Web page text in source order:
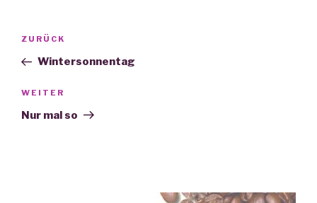
Beitrags-
Vorheriger
Beitrag
ZURÜCK
Wintersonnentag
Nächster
Beitrag
WEITER
Nur mal so